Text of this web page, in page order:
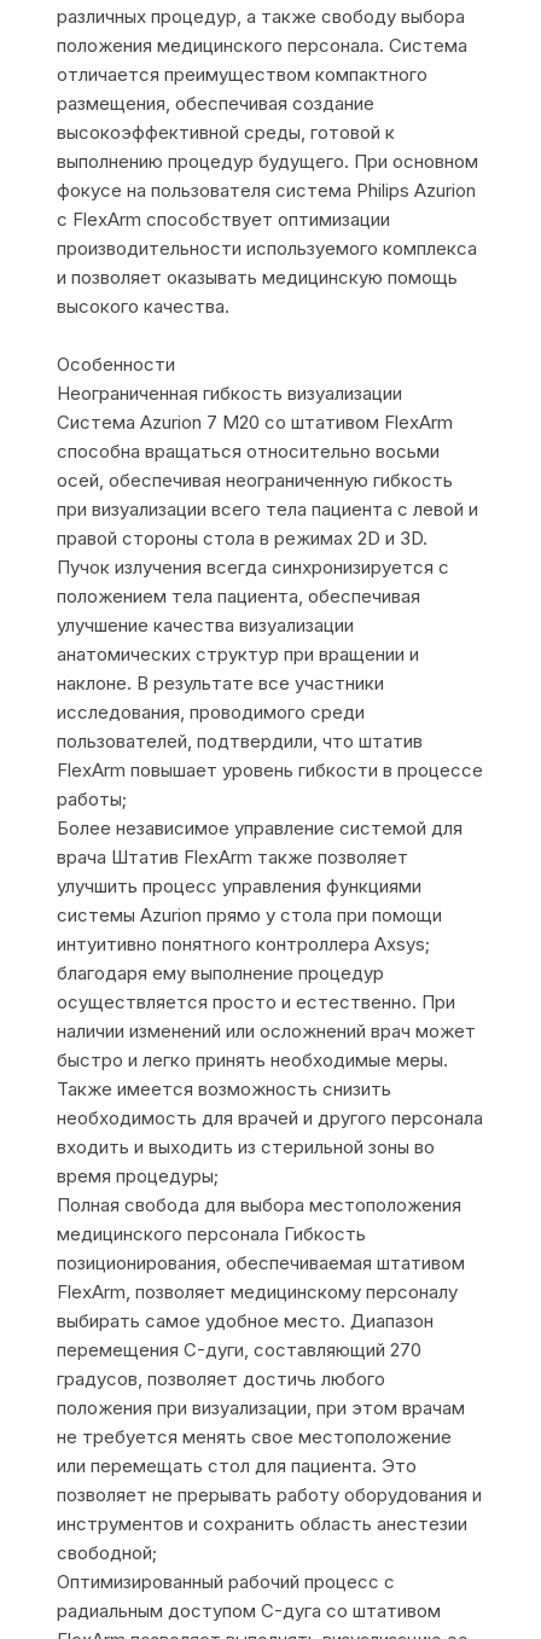
различных процедур, а также свободу выбора
положения медицинского персонала. Система
отличается преимуществом компактного
размещения, обеспечивая создание
высокоэффективной среды, готовой к
выполнению процедур будущего. При основном
фокусе на пользователя система Philips Azurion
с FlexArm способствует оптимизации
производительности используемого комплекса
и позволяет оказывать медицинскую помощь
высокого качества.
Особенности
Неограниченная гибкость визуализации
Система Azurion 7 M20 со штативом FlexArm
способна вращаться относительно восьми
осей, обеспечивая неограниченную гибкость
при визуализации всего тела пациента с левой и
правой стороны стола в режимах 2D и 3D.
Пучок излучения всегда синхронизируется с
положением тела пациента, обеспечивая
улучшение качества визуализации
анатомических структур при вращении и
наклоне. В результате все участники
исследования, проводимого среди
пользователей, подтвердили, что штатив
FlexArm повышает уровень гибкости в процессе
работы;
Более независимое управление системой для
врача Штатив FlexArm также позволяет
улучшить процесс управления функциями
системы Azurion прямо у стола при помощи
интуитивно понятного контроллера Axsys;
благодаря ему выполнение процедур
осуществляется просто и естественно. При
наличии изменений или осложнений врач может
быстро и легко принять необходимые меры.
Также имеется возможность снизить
необходимость для врачей и другого персонала
входить и выходить из стерильной зоны во
время процедуры;
Полная свобода для выбора местоположения
медицинского персонала Гибкость
позиционирования, обеспечиваемая штативом
FlexArm, позволяет медицинскому персоналу
выбирать самое удобное место. Диапазон
перемещения C-дуги, составляющий 270
градусов, позволяет достичь любого
положения при визуализации, при этом врачам
не требуется менять свое местоположение
или перемещать стол для пациента. Это
позволяет не прерывать работу оборудования и
инструментов и сохранить область анестезии
свободной;
Оптимизированный рабочий процесс с
радиальным доступом C-дуга со штативом